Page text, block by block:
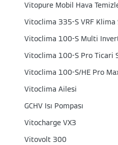
Vitopure Mobil Hava
Vitoclima 335-S VRF
Vitoclima 100-S Multi
Vitoclima 100-S Pro Ticari
Vitoclima 100-S/HE Pro
Vitoclima Ailesi
GCHV Isı Pompası
Vitocharge VX3
Vitovolt 300